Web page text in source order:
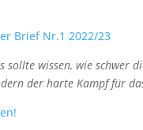
Brief Nr.1 2022/23
sollte wissen, wie schwer
der harte Kampf für